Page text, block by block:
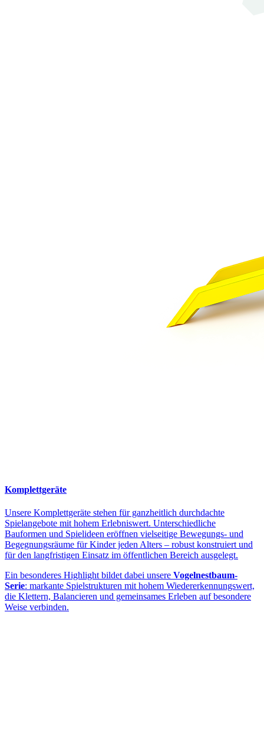
Komplettgeräte
Unsere Komplettgeräte stehen für ganzheitlich durchdachte
Spielangebote mit hohem Erlebniswert. Unterschiedliche
Bauformen und Spielideen eröffnen vielseitige Bewegungs- und
Begegnungsräume für Kinder jeden Alters – robust konstruiert und
für den langfristigen Einsatz im öffentlichen Bereich ausgelegt.
Ein besonderes Highlight bildet dabei unsere Vogelnestbaum-
Serie: markante Spielstrukturen mit hohem Wiedererkennungswert,
die Klettern, Balancieren und gemeinsames Erleben auf besondere
Weise verbinden.